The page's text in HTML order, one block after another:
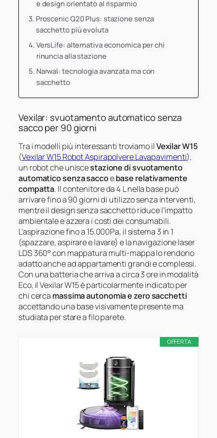
e design orientato al risparmio
Proscenic Q20 Plus: stazione senza
sacchetto più evoluta
VersLife: alternativa economica per chi
rinuncia alla stazione
Narwal: tecnologia avanzata ma con
sacchetto
Vexilar: svuotamento automatico senza
sacco per 90 giorni
Tra i modelli più interessanti troviamo ilVexilar W15
(Vexilar W15 Robot Aspirapolvere Lavapavimenti),
un robot che uniscestazione di svuotamento
automatico senza saccoebase relativamente
compatta. Il contenitore da 4 L nella base può
arrivare fino a 90 giorni di utilizzo senza interventi,
mentre il design senza sacchetto riduce l’impatto
ambientale e azzera i costi dei consumabili.
L’aspirazione fino a 15.000Pa, il sistema 3 in 1
(spazzare, aspirare e lavare) e la navigazione laser
LDS 360° con mappatura multi‑mappa lo rendono
adatto anche ad appartamenti grandi e complessi.
Con una batteria che arriva a circa 3 ore in modalità
Eco, il Vexilar W15 è particolarmente indicato per
chi cerca massima autonomia e zero sacchetti
accettando una base visivamente presente ma
studiata per stare a filo parete.
OFFERTA